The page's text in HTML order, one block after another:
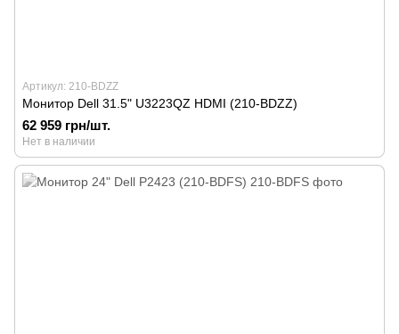
Артикул: 210-BDZZ
Монитор Dell 31.5" U3223QZ HDMI (210-BDZZ)
62 959 грн/шт.
Нет в наличии